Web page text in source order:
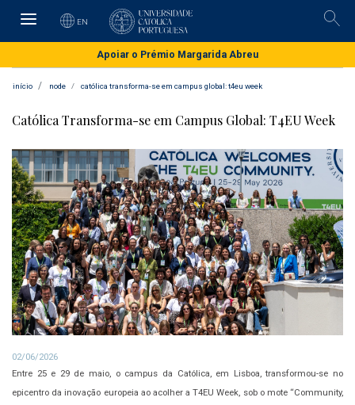
Skip
content
EN
Apoiar o Prémio Margarida Abreu
início node católica transforma-se em campus global: t4eu week
Católica Transforma-se em Campus Global: T4EU Week
02/06/2026
Entre 25 e 29 de maio, o campus da Católica, em Lisboa, transformou-se no
epicentro da inovação europeia ao acolher a T4EU Week, sob o mote “Community,